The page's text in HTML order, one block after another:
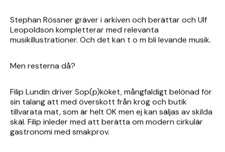
Stephan Rössner gräver i arkiven och berättar och Ulf
Leopoldson kompletterar med relevanta
musikillustrationer. Och det kan t o m bli levande musik.
Men resterna då?
Filip Lundin driver Sop(p)köket, mångfaldigt belönad för
sin talang att med överskott från krog och butik
tillvarata mat, som är helt OK men ej kan säljas av skilda
skäl. Filip inleder med att berätta om modern cirkulär
gastronomi med smakprov.